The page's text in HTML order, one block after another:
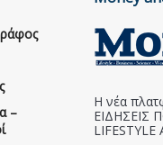
–
Η νέα
ΕΙΔΗΣΕΙΣ